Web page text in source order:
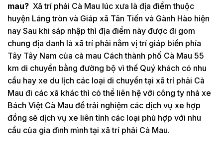
mau? Xã trí phải Cà Mau lúc xưa là địa điểm thuộc
huyện Láng tròn và Giáp xã Tân Tiến và Gành Hào hiện
nay Sau khi sáp nhập thì địa điểm này được đi gom
chung địa danh là xã trí phải nằm vị trí giáp biển phía
Tây Tây Nam của cà mau Cách thành phố Cà Mau 55
km di chuyển bằng đường bộ vì thế Quý khách có nhu
cầu hay xe du lịch các loại di chuyển tại xã trí phải Cà
Mau đi các xã khác thì có thể liên hệ với công ty nhà xe
Bách Việt Cà Mau để trải nghiệm các dịch vụ xe hợp
đồng sẽ dịch vụ xe liên tỉnh các loại phù hợp với nhu
cầu của gia đình mình tại xã trí phải Cà Mau.